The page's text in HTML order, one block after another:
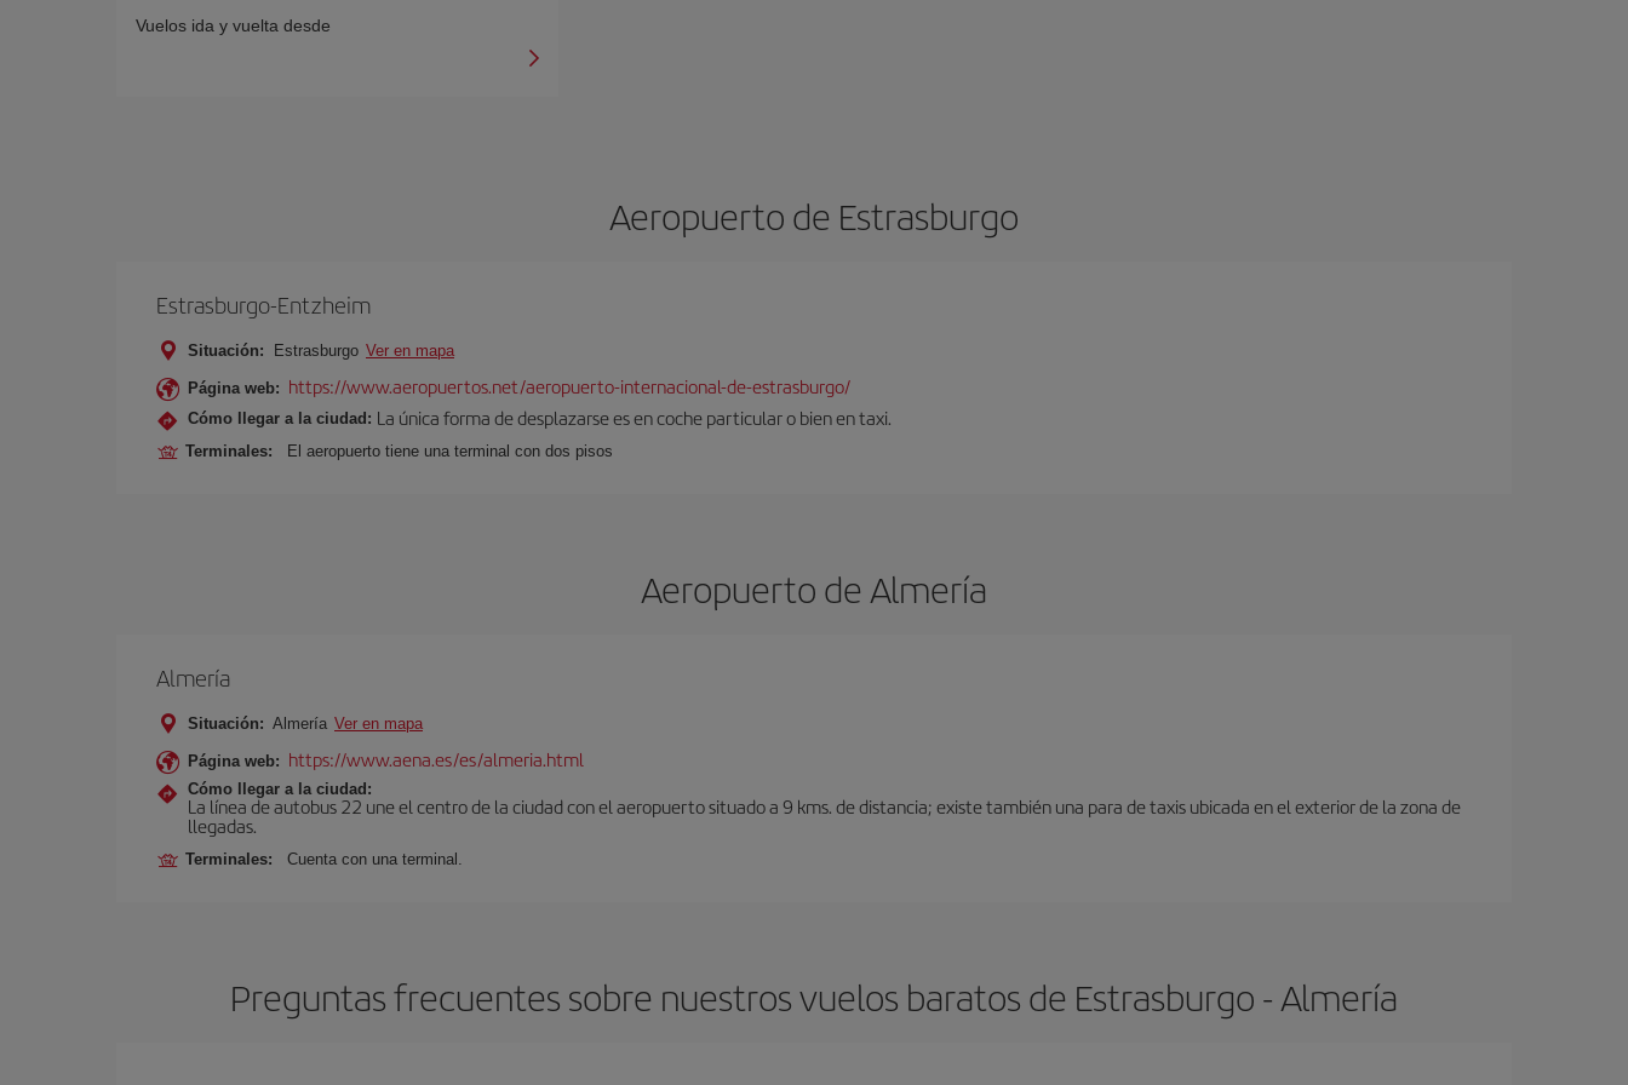
Vuelos ida y vuelta desde
Aeropuerto de Estrasburgo
Estrasburgo-Entzheim
Situación: Estrasburgo Ver en mapa
Página web: https://www.aeropuertos.net/aeropuerto-internacional-de-estrasburgo/
Cómo llegar a la ciudad: La única forma de desplazarse es en coche particular o bien en taxi.
Terminales: El aeropuerto tiene una terminal con dos pisos
Aeropuerto de Almería
Almería
Situación: Almería Ver en mapa
Página web: https://www.aena.es/es/almeria.html
Cómo llegar a la ciudad:
La línea de autobus 22 une el centro de la ciudad con el aeropuerto situado a 9 kms. de distancia; existe también una para de taxis ubicada en el exterior de la zona de
llegadas.
Terminales: Cuenta con una terminal.
Preguntas frecuentes sobre nuestros vuelos baratos de Estrasburgo - Almería